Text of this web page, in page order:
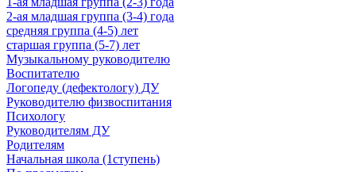
2-ая младшая группа (3-4) года
средняя группа (4-5) лет
старшая группа (5-7) лет
Музыкальному руководителю
Воспитателю
Логопеду (дефектологу) ДУ
Руководителю физвоспитания
Психологу
Руководителям ДУ
Родителям
Начальная школа (1ступень)